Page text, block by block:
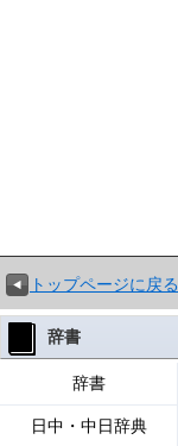
トップページに戻る
辞書
辞書
日中・中日辞典